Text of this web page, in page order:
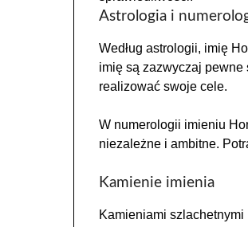
Astrologia i
Według astrologii, imię
imię są zazwyczaj
realizować swoje cele.
W numerologii imieniu
niezależne i ambitne.
Kamienie imienia
Kamieniami